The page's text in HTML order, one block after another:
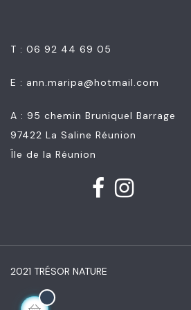
T : 06 92 44 69 05
E : ann.maripa@hotmail.com
A : 95 chemin Bruniquel Barrage
97422 La Saline Réunion
Île de la Réunion
2021 TRÉSOR NATURE